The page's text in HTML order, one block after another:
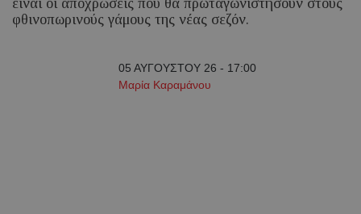
είναι οι αποχρώσεις που θα πρωταγωνιστήσουν στους
φθινοπωρινούς γάμους της νέας σεζόν.
05 ΑΥΓΟΥΣΤΟΥ 26 - 17:00
Μαρία Καραμάνου